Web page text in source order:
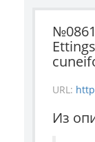
URL: http://
Из